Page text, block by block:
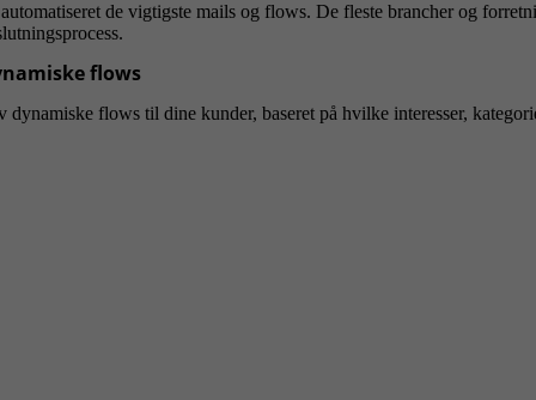
de vigtigste mails og flows. De fleste brancher og
flows
dynamiske flows til dine kunder, baseret på hvilke interesser,